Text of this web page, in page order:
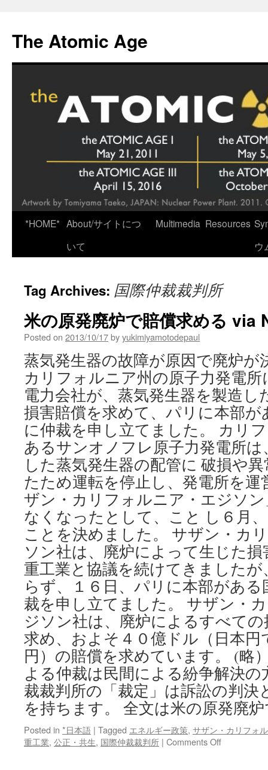
content
The Atomic Age
*HOME* About/サイトにつ
いて
Multimedia Resources
ウ
Tag Archives: 国際仲裁裁判所
米の原発廃炉で賠償求める via
Posted on 2013/10/17byyukimiyamotodepaul
蒸気発生器の故障が原因で廃炉
カリフォルニア州の原子力発電
電力会社が、蒸気発生器を製造し
損害賠償を求めて、パリに本部が
に仲裁を申し立てました。 カリ
あるサンオノフレ原子力発電所
した蒸気発生器の配管に 破損や
たため運転を停止し、発電所を運
ザン・カリフォルニア・エジソ
なくなったとして、こと し６月
ことを決めました。 サザン・カ
ソン社は、廃炉によって生じた
重工業と協議を続けてきました
らず、１６日、パリに本部があ
裁を申し立てました。 サザン・
ジソン社は、廃炉によるすべて
求め、およそ４０億ドル（日本円
円）の賠償を求めています。 (略
よる仲裁は民間による紛争解決
裁裁判所の「裁定」は訴訟の判決
を持ちます。 全文は米の原発廃
Posted in *日本語 | Tagged エネルギー政策, サザン・カリフォ
重工業, 公正・共生, 国際仲裁裁判所 | Comments Offon